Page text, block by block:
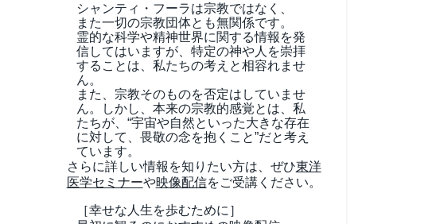
シャンティ・フーラは宗教ではなく、
また一切の宗教団体とも無関係です。
霊的な科学や精神世界に関する情報を発
信してはいますが、特定の神や人を崇拝
することは、私たちの考えと相容れませ
ん。
また、宗教そのものを否定はしていませ
ん。しかし、本来の宗教的感覚とは、私
たちが、“宇宙や自然といった大きな存在
に対して、畏敬の念を抱くこと”だと考え
ています。
さらに詳しい情報を知りたい方は、ぜひ東洋
医学セミナーや映像配信をご受講ください。
［幸せな人生を歩むために］